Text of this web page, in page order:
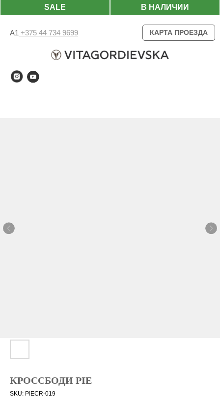
В НАЛИЧИИ
SALE
А1 +375 44 734 9699 КАРТА ПРОЕЗДА
КРОССБОДИ PIE
SKU: PIECR-019